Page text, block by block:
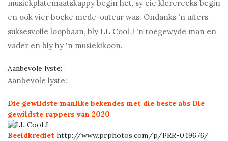
musiekplatemaatskappy begin het, sy eie klerereeks begin
en ook vier boeke mede-outeur was. Ondanks 'n uiters
suksesvolle loopbaan, bly LL Cool J 'n toegewyde man en
vader en bly hy 'n musiekikoon.
Aanbevole lyste:
Aanbevole lyste:
Die gewildste manlike bekendes met die beste abs Die
gewildste rappers van 2020
Beeldkrediet http://www.prphotos.com/p/PRR-049676/